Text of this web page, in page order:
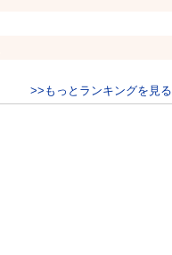
>>もっとランキングを見る